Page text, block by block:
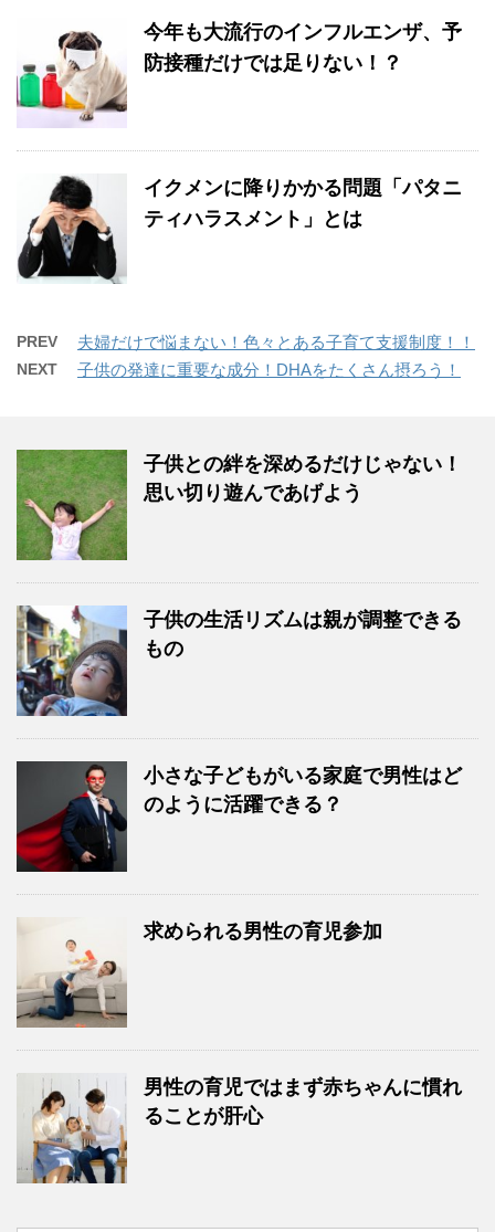
今年も大流行のインフルエンザ、予
防接種だけでは足りない！？
イクメンに降りかかる問題「パタニ
ティハラスメント」とは
PREV 夫婦だけで悩まない！色々とある子育て支援制度！！
NEXT 子供の発達に重要な成分！DHAをたくさん摂ろう！
子供との絆を深めるだけじゃない！
思い切り遊んであげよう
子供の生活リズムは親が調整できる
もの
小さな子どもがいる家庭で男性はど
のように活躍できる？
求められる男性の育児参加
男性の育児ではまず赤ちゃんに慣れ
ることが肝心